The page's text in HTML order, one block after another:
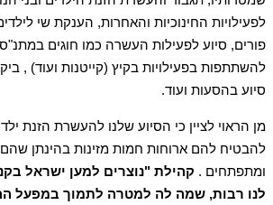
לפעילויות החינוכיות והאחרות, הענקת שי
פורים, סיוע לפעילות העשרה כמו חוגים במתנ"ס
להשתתפות בפעילויות בקיץ (קייטנות ועוד) ,
סיוע בהסעות ועוד.
מן הראוי לציין כי הסיוע שלנו להעשרת הזנת
להבטיח להם ארוחות חמות מזינות בהינתן שהם
ומתפתחים . קהילת "נוצרים למען ישראל
לנו רבות, שמה לה למטרה לתמוך במפעל